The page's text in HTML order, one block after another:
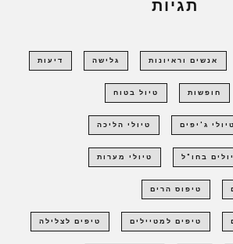
תגיות
אנשים וראיונות גלישה דיעות
חופשות טיול בטוח
טיולי ג'יפים טיולי הליכה
בחו"ל טיולי מערות
טיפוס הרים
טיפים למטיילים טיפים לצלילה